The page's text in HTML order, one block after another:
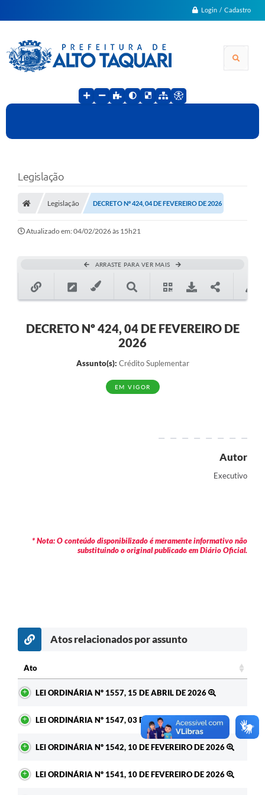
Login / Cadastro
Legislação
Legislação DECRETO Nº 424, 04 DE FEVEREIRO DE 2026
Atualizado em: 04/02/2026 às 15h21
ARRASTE PARA VER MAIS
DECRETO Nº 424, 04 DE FEVEREIRO DE
2026
Assunto(s): Crédito Suplementar
EM VIGOR
Autor
Executivo
* Nota: O conteúdo disponibilizado é meramente informativo não
substituindo o original publicado em Diário Oficial.
Atos relacionados por assunto
Ato
LEI ORDINÁRIA Nº 1557, 15 DE ABRIL DE 2026
LEI ORDINÁRIA Nº 1547, 03 DE MARÇO DE 2026
LEI ORDINÁRIA Nº 1542, 10 DE FEVEREIRO DE 2026
LEI ORDINÁRIA Nº 1541, 10 DE FEVEREIRO DE 2026